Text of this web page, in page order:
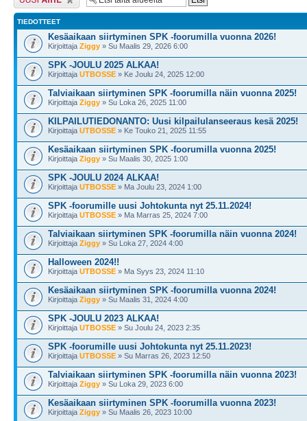
TIEDOTTEET
Kesäaikaan siirtyminen SPK -foorumilla vuonna 2026!
Kirjoittaja Ziggy » Su Maalis 29, 2026 6:00
SPK -JOULU 2025 ALKAA!
Kirjoittaja UTBOSSE » Ke Joulu 24, 2025 12:00
Talviaikaan siirtyminen SPK -foorumilla näin vuonna 2025!
Kirjoittaja Ziggy » Su Loka 26, 2025 11:00
KILPAILUTIEDONANTO: Uusi kilpailulanseeraus kesä 2025!
Kirjoittaja UTBOSSE » Ke Touko 21, 2025 11:55
Kesäaikaan siirtyminen SPK -foorumilla vuonna 2025!
Kirjoittaja Ziggy » Su Maalis 30, 2025 1:00
SPK -JOULU 2024 ALKAA!
Kirjoittaja UTBOSSE » Ma Joulu 23, 2024 1:00
SPK -foorumille uusi Johtokunta nyt 25.11.2024!
Kirjoittaja UTBOSSE » Ma Marras 25, 2024 7:00
Talviaikaan siirtyminen SPK -foorumilla näin vuonna 2024!
Kirjoittaja Ziggy » Su Loka 27, 2024 4:00
Halloween 2024!!
Kirjoittaja UTBOSSE » Ma Syys 23, 2024 11:10
Kesäaikaan siirtyminen SPK -foorumilla vuonna 2024!
Kirjoittaja Ziggy » Su Maalis 31, 2024 4:00
SPK -JOULU 2023 ALKAA!
Kirjoittaja UTBOSSE » Su Joulu 24, 2023 2:35
SPK -foorumille uusi Johtokunta nyt 25.11.2023!
Kirjoittaja UTBOSSE » Su Marras 26, 2023 12:50
Talviaikaan siirtyminen SPK -foorumilla näin vuonna 2023!
Kirjoittaja Ziggy » Su Loka 29, 2023 6:00
Kesäaikaan siirtyminen SPK -foorumilla vuonna 2023!
Kirjoittaja Ziggy » Su Maalis 26, 2023 10:00